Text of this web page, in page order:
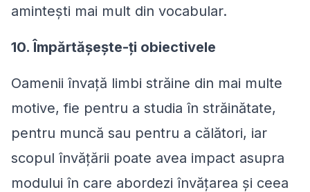
amintești mai mult din vocabular.
10. Împărtășește-ți obiectivele
Oamenii învață limbi străine din mai multe
motive, fie pentru a studia în străinătate,
pentru muncă sau pentru a călători, iar
scopul învățării poate avea impact asupra
modului în care abordezi învățarea și ceea